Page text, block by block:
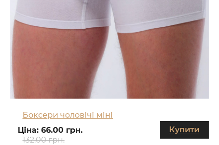
Боксери чоловічі міні
Ціна: 66.00 грн.
132.00 грн.
Купити